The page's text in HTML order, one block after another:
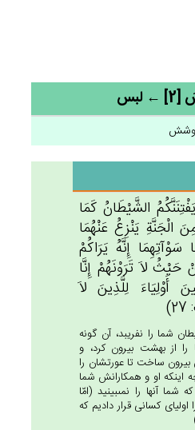
الشَّيْطَان‌ُ كَمَا
الْجَنَّة‌ِ يَنْزِع‌ُ عَنْهُمَا
سَوْآتِهِمَا إِنَّه‌ُ يَرَاكُم‌ْ
لاَ تَرَوْنَهُم‌ْ إِنَّا
أَوْلِيَاءَ لِلَّذِين‌َ لاَ
شما را نفريبد، آن گونه
از بهشت بيرون كرد، و
بيرون ساخت تا عورتشان را
اينكه او و همكارانش شما
شما آنها را نمى‏بينيد (امّا
اولياى كسانى قرار داديم كه